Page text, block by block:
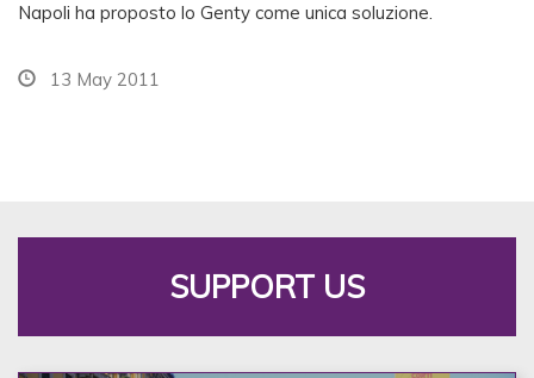
Napoli ha proposto lo Genty come unica soluzione.
13 May 2011
SUPPORT US